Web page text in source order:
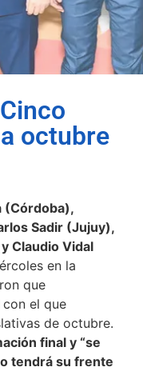
octubre
(Córdoba),
Sadir (Jujuy),
Claudio Vidal
en la
que
el que
de octubre.
final y “se
tendrá su frente